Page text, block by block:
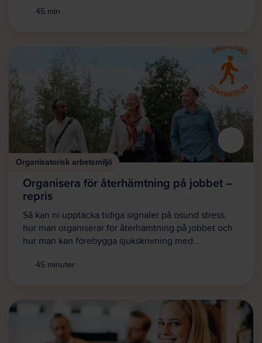
45 min
Organisatorisk arbetsmiljö
Organisera för återhämtning på jobbet –
repris
Så kan ni upptäcka tidiga signaler på osund stress,
hur man organiserar för återhämtning på jobbet och
hur man kan förebygga sjukskrivning med…
45 minuter